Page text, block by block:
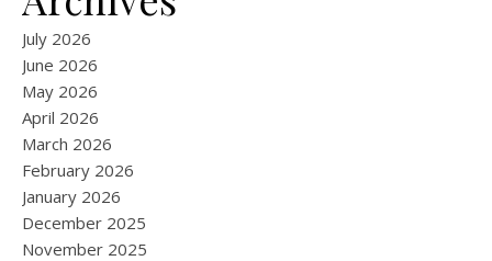
July 2026
June 2026
May 2026
April 2026
March 2026
February 2026
January 2026
December 2025
November 2025